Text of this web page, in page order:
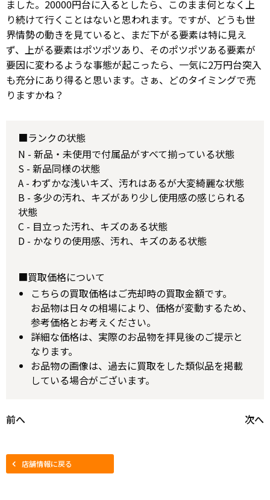
ました。20000円台に入るとしたら、このまま何となく上
り続けて行くことはないと思われます。ですが、どうも世
界情勢の動きを見ていると、まだ下がる要素は特に見え
ず、上がる要素はポツポツあり、そのポツポツある要素が
要因に変わるような事態が起こったら、一気に2万円台突入
も充分にあり得ると思います。さぁ、どのタイミングで売
りますかね？
■ランクの状態
N - 新品・未使用で付属品がすべて揃っている状態
S - 新品同様の状態
A - わずかな浅いキズ、汚れはあるが大変綺麗な状態
B - 多少の汚れ、キズがあり少し使用感の感じられる
状態
C - 目立った汚れ、キズのある状態
D - かなりの使用感、汚れ、キズのある状態
■買取価格について
こちらの買取価格はご売却時の買取金額です。
お品物は日々の相場により、価格が変動するため、
参考価格とお考えください。
詳細な価格は、実際のお品物を拝見後のご提示と
なります。
お品物の画像は、過去に買取をした類似品を掲載
している場合がございます。
前へ 次へ
店舗情報に戻る